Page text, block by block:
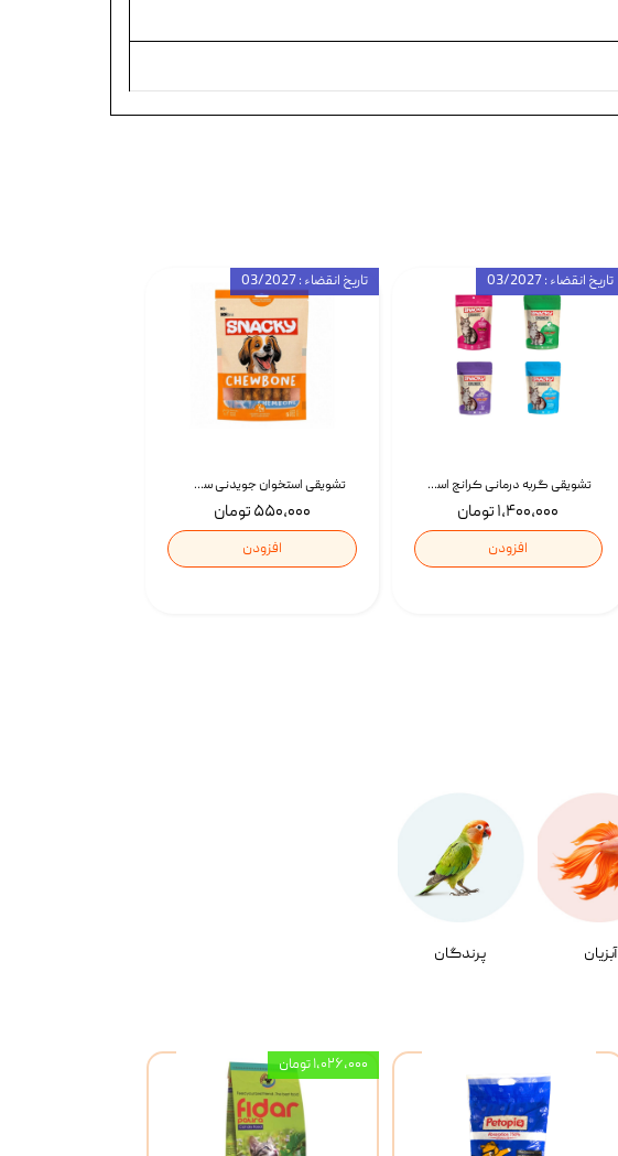
تشویقی استخوان جویدنی سگ اسنکی کرانچی با طعم مرغ Snacky Crunchy Munchy وزن 100 گرم
۵۵۰,۰۰۰ تومان
افزودن
تاریخ انقضاء : 03/2027
تشویقی گربه درمانی کرانچ اسنکی با طعم میکس Snacky Crunch Cat Treats وزن 60 گرم بسته 4 عددی
۱,۴۰۰,۰۰۰ تومان
افزودن
تاریخ انقضاء : 03/2027
آبزیان پرندگان
۱,۰۲۶,۰۰۰ تومان